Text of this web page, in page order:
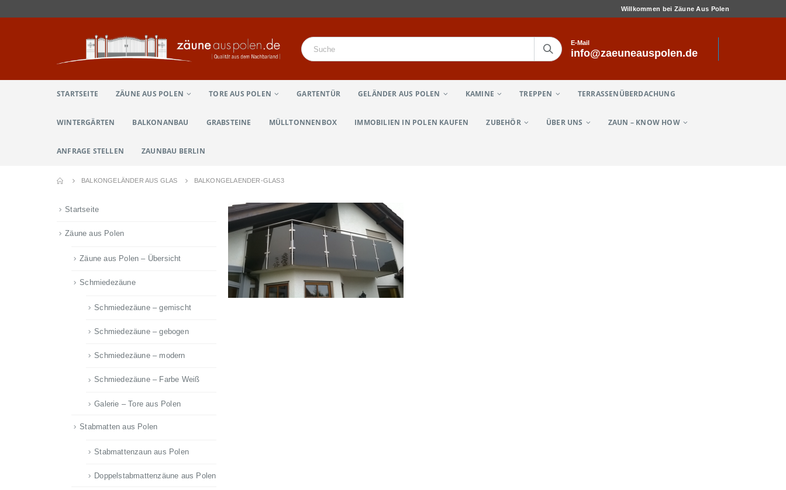
Willkommen bei Zäune Aus Polen
E-Mail
info@zaeuneauspolen.de
STARTSEITE ZÄUNE AUS POLEN TORE AUS POLEN GARTENTÜR GELÄNDER AUS POLEN KAMINE TREPPEN TERRASSENÜBERDACHUNG
WINTERGÄRTEN BALKONANBAU GRABSTEINE MÜLLTONNENBOX IMMOBILIEN IN POLEN KAUFEN ZUBEHÖR ÜBER UNS ZAUN – KNOW HOW
ANFRAGE STELLEN ZAUNBAU BERLIN
BALKONGELÄNDER AUS GLAS BALKONGELAENDER-GLAS3
Startseite
Zäune aus Polen
Zäune aus Polen – Übersicht
Schmiedezäune
Schmiedezäune – gemischt
Schmiedezäune – gebogen
Schmiedezäune – modern
Schmiedezäune – Farbe Weiß
Galerie – Tore aus Polen
Stabmatten aus Polen
Stabmattenzaun aus Polen
Doppelstabmattenzäune aus Polen